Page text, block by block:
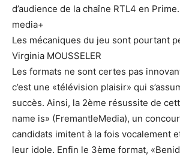
d’audience de la chaîne RTL4 en Prime.
media+
Les mécaniques du jeu sont pourtant
Virginia MOUSSELER
Les formats ne sont certes pas
c’est une «télévision plaisir» qui
succès. Ainsi, la 2ème résussite de
name is» (FremantleMedia), un
candidats imitent à la fois vocalement
leur idole. Enfin le 3ème format,